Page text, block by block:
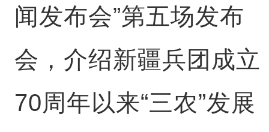
闻发布会”第五场发布
会，介绍新疆兵团成立
70周年以来“三农”发展